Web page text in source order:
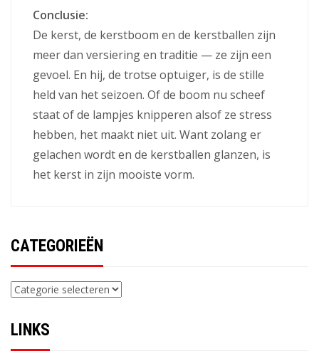
Conclusie:
De kerst, de kerstboom en de kerstballen zijn
meer dan versiering en traditie — ze zijn een
gevoel. En hij, de trotse optuiger, is de stille
held van het seizoen. Of de boom nu scheef
staat of de lampjes knipperen alsof ze stress
hebben, het maakt niet uit. Want zolang er
gelachen wordt en de kerstballen glanzen, is
het kerst in zijn mooiste vorm.
CATEGORIEËN
Categorieën
LINKS